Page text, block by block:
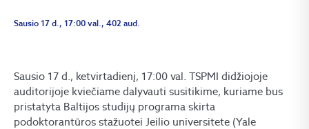
Sausio 17 d., 17:00 val., 402 aud.
Sausio 17 d., ketvirtadienį, 17:00 val. TSPMI didžiojoje
auditorijoje kviečiame dalyvauti susitikime, kuriame bus
pristatyta Baltijos studijų programa skirta
podoktorantūros stažuotei Jeilio universitete (Yale